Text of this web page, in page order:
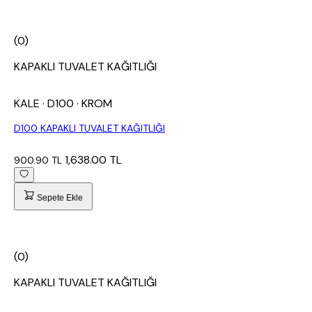
(0)
KAPAKLI TUVALET KAĞITLIĞI
KALE · D100 · KROM
D100 KAPAKLI TUVALET KAĞITLIĞI
900.90 TL 1,638.00 TL
Sepete Ekle
(0)
KAPAKLI TUVALET KAĞITLIĞI